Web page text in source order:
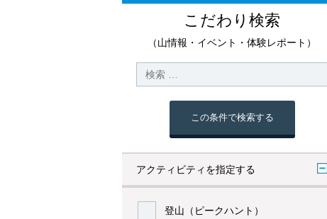
こだわり検索
（山情報・イベント・体験レポート）
この条件で検索する
アクティビティを指定する
登山（ピークハント）